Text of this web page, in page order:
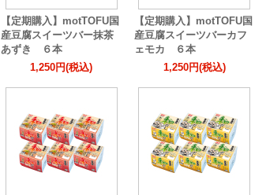
【定期購入】motTOFU国
産豆腐スイーツバー抹茶
あずき ６本
1,250円(税込)
【定期購入】motTOFU国
産豆腐スイーツバーカフ
ェモカ ６本
1,250円(税込)